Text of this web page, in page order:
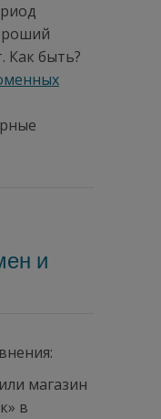
Как быть?
и
магазин
в